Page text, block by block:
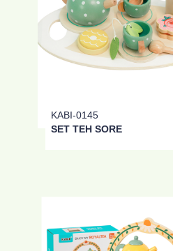
KABI-0145
SET TEH SORE